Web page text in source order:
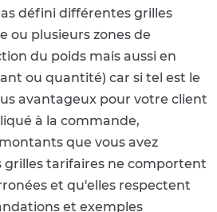
défini différentes grilles
ou plusieurs zones de
du poids mais aussi en
ou quantité) car si tel est le
avantageux pour votre client
à la commande,
que vous avez
grilles tarifaires ne comportent
et qu'elles respectent
et exemples